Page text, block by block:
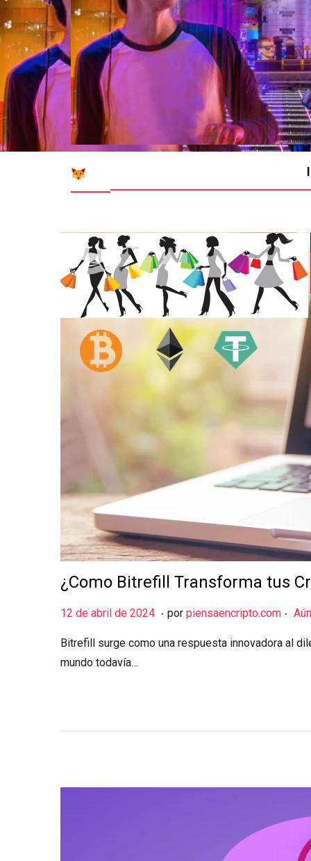
¿Como Bitrefill Transforma tus
Publicado el
12 de abril de 2024 2
d
d
. por piensaencripto.com .
Bitrefill surge como una respuesta innovadora al
mundo todavía…